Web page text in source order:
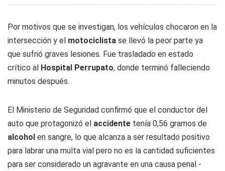
Por motivos que se investigan, los vehículos chocaron en la
intersección y el motociclista se llevó la peor parte ya
que sufrió graves lesiones. Fue trasladado en estado
crítico al Hospital Perrupato, donde terminó falleciendo
minutos después.
El Ministerio de Seguridad confirmó que el conductor del
auto que protagonizó el accidente tenía 0,56 gramos de
alcohol en sangre, lo que alcanza a ser resultado positivo
para labrar una multa vial pero no es la cantidad suficientes
para ser considerado un agravante en una causa penal -